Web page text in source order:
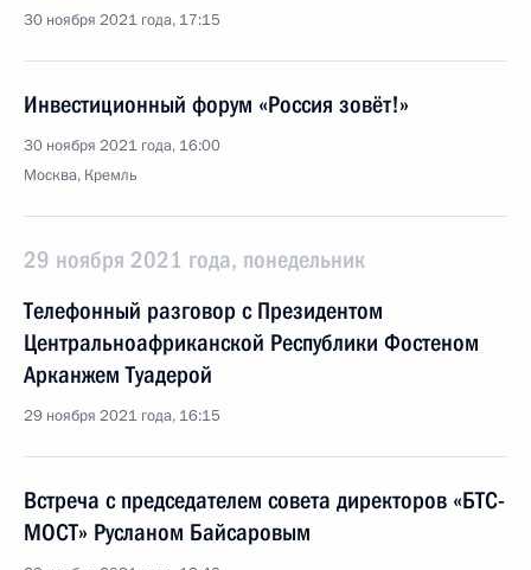
30 ноября 2021 года, 17:15
Инвестиционный форум «Россия зовёт!»
30 ноября 2021 года, 16:00
Москва, Кремль
29 ноября 2021 года, понедельник
Телефонный разговор с Президентом
Центральноафриканской Республики Фостеном
Арканжем Туадерой
29 ноября 2021 года, 16:15
Встреча с председателем совета директоров «БТС-
МОСТ» Русланом Байсаровым